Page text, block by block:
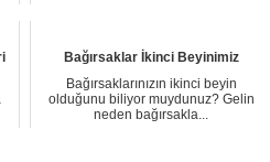
Bağırsaklar İkinci Beyinimiz
Bağırsaklarınızın ikinci beyin
olduğunu biliyor muydunuz? Gelin
neden bağırsakla...